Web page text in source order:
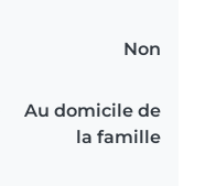
Non
Au domicile de
la famille